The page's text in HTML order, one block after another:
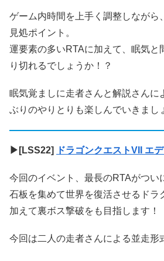
ゲーム内時間を上手く調整しながら
見処ポイント。
運要素の多いRTAに加えて、眠気と
り切れるでしょうか！？
眠気覚ましに走者さんと解説さんに
ぶりのやりとりも楽しんでいきまし
▶[LSS22] ドラゴンクエストVII エ
今回のイベント、最長のRTAがつい
石板を集めて世界を復活させるドラ
加えて裏ボス撃破をも目指します！
今回は二人の走者さんによる並走形